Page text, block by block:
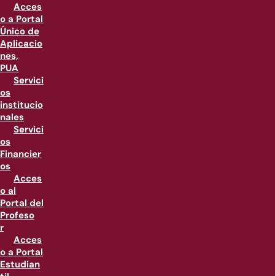
Acces
o a Portal
Único de
Aplicacio
nes,
PUA
Servici
os
institucio
nales
Servici
os
Financier
os
Acces
o al
Portal del
Profeso
r
Acces
o a Portal
Estudian